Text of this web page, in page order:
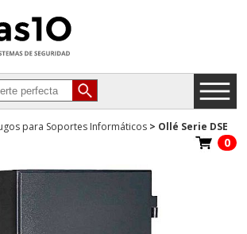
para Soportes Informáticos > Ollé Serie DSE
0